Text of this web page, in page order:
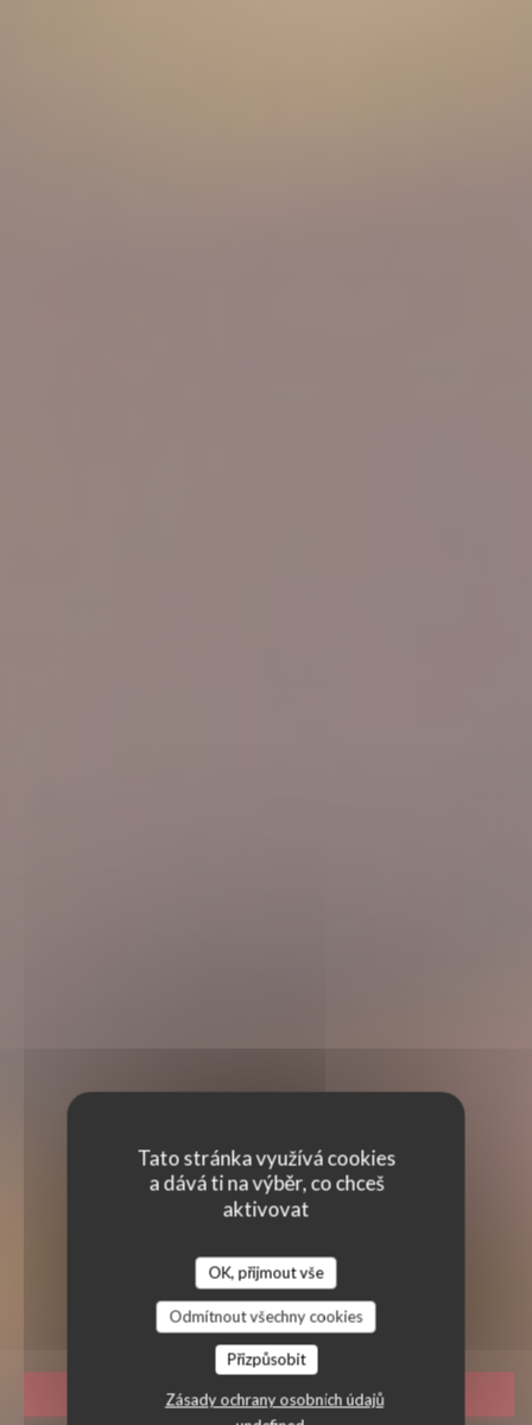
Tato stránka využívá cookies
a dává ti na výběr, co chceš
aktivovat
OK, přijmout vše
Odmítnout všechny cookies
Přizpůsobit
Zásady ochrany osobních údajů
BISTROT BLERIOT
BISTROT BLERIOT
|PARIS
REZERVOVAT STŮL